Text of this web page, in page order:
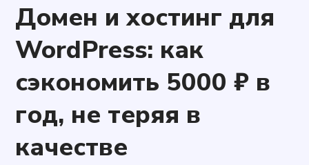
Домен и хостинг для
WordPress: как
сэкономить 5000 ₽ в
год, не теряя в
качестве